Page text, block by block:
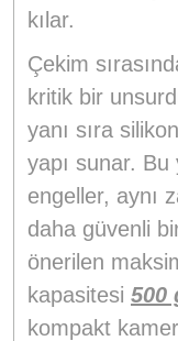
kılar.
Çekim
kritik bir
yanı sıra
yapı sunar. Bu
engeller, aynı
daha güvenli
önerilen
kapasitesi 500
kompakt